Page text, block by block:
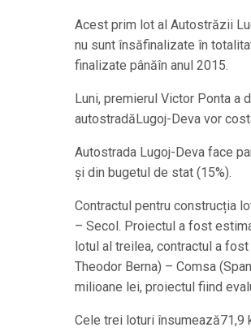
Acest prim lot al Autostrăzii
nu sunt însăfinalizate în
finalizate pânăîn anul 2015.
Luni, premierul Victor Ponta a
autostradăLugoj-Deva vor
Autostrada Lugoj-Deva face
și din bugetul de stat (15%).
Contractul pentru construcția
– Secol. Proiectul a fost
lotul al treilea, contractul a
Theodor Berna) – Comsa
milioane lei, proiectul fiind
Cele trei loturi însumează71,9